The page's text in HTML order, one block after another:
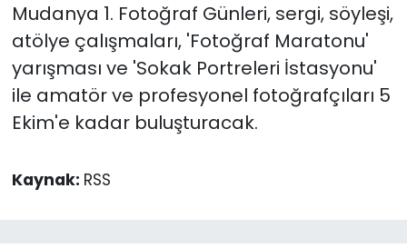
Mudanya 1. Fotoğraf Günleri, sergi, söyleşi,
atölye çalışmaları, 'Fotoğraf Maratonu'
yarışması ve 'Sokak Portreleri İstasyonu'
ile amatör ve profesyonel fotoğrafçıları 5
Ekim'e kadar buluşturacak.
Kaynak: RSS